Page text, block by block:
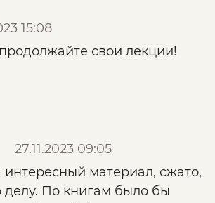
15:08
свои лекции!
27.11.2023 09:05
материал, сжато,
делу. По книгам было бы